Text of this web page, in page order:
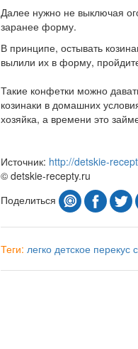
Далее нужно не выключая
заранее форму.
В принципе, остывать
вылили их в форму,
Такие конфетки можно
козинаки в домашних
хозяйка, а времени это
Источник: http://detskie-
© detskie-recepty.ru
Поделиться
Теги: легко детское перекус